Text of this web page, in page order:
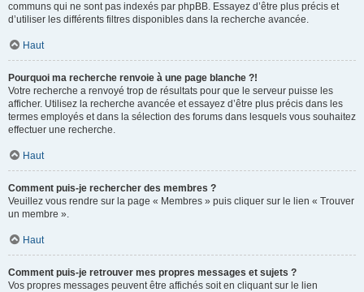
communs qui ne sont pas indexés par phpBB. Essayez d’être plus précis et
d’utiliser les différents filtres disponibles dans la recherche avancée.
Haut
Pourquoi ma recherche renvoie à une page blanche ?!
Votre recherche a renvoyé trop de résultats pour que le serveur puisse les
afficher. Utilisez la recherche avancée et essayez d’être plus précis dans les
termes employés et dans la sélection des forums dans lesquels vous souhaitez
effectuer une recherche.
Haut
Comment puis-je rechercher des membres ?
Veuillez vous rendre sur la page « Membres » puis cliquer sur le lien « Trouver
un membre ».
Haut
Comment puis-je retrouver mes propres messages et sujets ?
Vos propres messages peuvent être affichés soit en cliquant sur le lien